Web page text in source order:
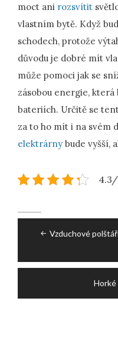
moct ani rozsvítit
vlastním bytě. Když
schodech, protože
důvodu je dobré mít
může pomoci jak se
zásobou energie, která
bateriích. Určitě se
za to ho mít i na svém
elektrárny bude vyšší,
navigation
Vzduchové
Horké